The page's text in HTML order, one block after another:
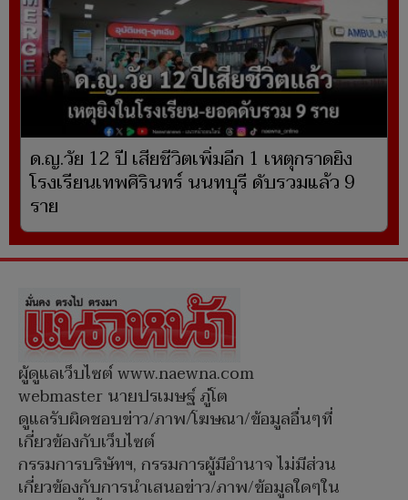
ด.ญ.วัย 12 ปี เสียชีวิตเพิ่มอีก 1 เหตุกราดยิง
โรงเรียนเทพศิรินทร์ นนทบุรี ดับรวมแล้ว 9
ราย
ผู้ดูแลเว็บไซต์ www.naewna.com
webmaster นายปรเมษฐ์ ภู่โต
ดูแลรับผิดชอบข่าว/ภาพ/โฆษณา/ข้อมูลอื่นๆที่
เกี่ยวข้องกับเว็บไซต์
กรรมการบริษัทฯ, กรรมการผู้มีอำนาจ ไม่มีส่วน
เกี่ยวข้องกับการนำเสนอข่าว/ภาพ/ข้อมูลใดๆใน